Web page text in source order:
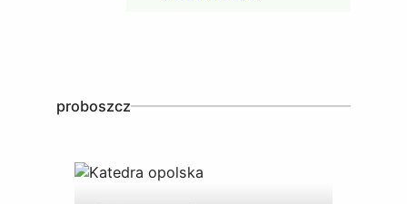
proboszcz